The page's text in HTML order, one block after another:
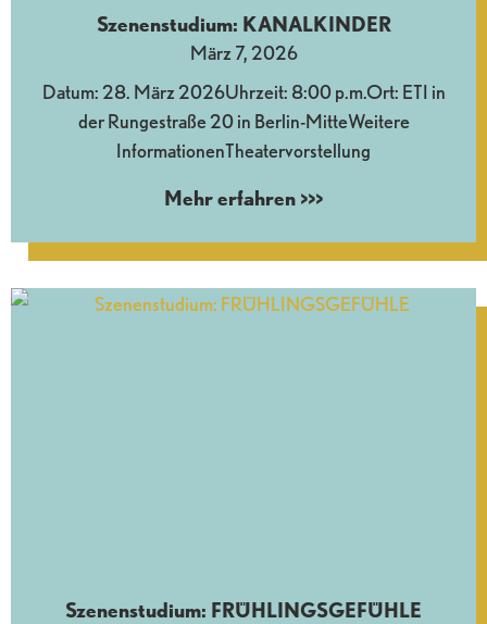
Szenenstudium: KANALKINDER
März 7, 2026
Datum: 28. März 2026Uhrzeit: 8:00 p.m.Ort: ETI in
der Rungestraße 20 in Berlin-MitteWeitere
InformationenTheatervorstellung
Mehr erfahren >>>
Szenenstudium: FRÜHLINGSGEFÜHLE